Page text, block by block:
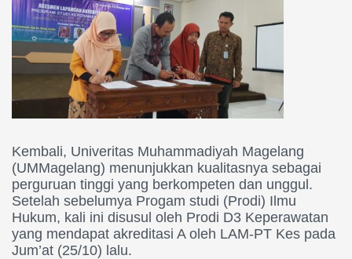
Kembali, Univeritas Muhammadiyah Magelang
(UMMagelang) menunjukkan kualitasnya sebagai
perguruan tinggi yang berkompeten dan unggul.
Setelah sebelumya Progam studi (Prodi) Ilmu
Hukum, kali ini disusul oleh Prodi D3 Keperawatan
yang mendapat akreditasi A oleh LAM-PT Kes pada
Jum’at (25/10) lalu.